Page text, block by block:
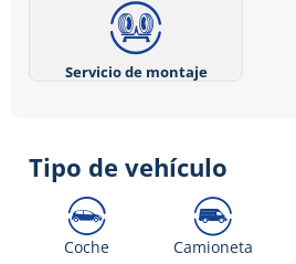
Servicio de montaje
Tipo de vehículo
Coche Camioneta